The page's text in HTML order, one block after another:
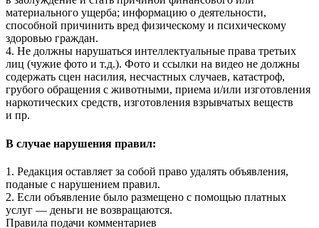
материального ущерба; информацию о деятельности,
способной причинить вред физическому и психическому
здоровью граждан.
4. Не должны нарушаться интеллектуальные права третьих
лиц (чужие фото и т.д.). Фото и ссылки на видео не должны
содержать сцен насилия, несчастных случаев, катастроф,
грубого обращения с животными, приема и/или изготовления
наркотических средств, изготовления взрывчатых веществ
и пр.
В случае нарушения правил:
1. Редакция оставляет за собой право удалять объявления,
поданые с нарушением правил.
2. Если объявление было размещено с помощью платных
услуг — деньги не возвращаются.
Правила подачи комментариев